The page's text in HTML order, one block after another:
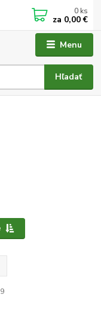
Menu
Hľadať
0 ks
za 0,00 €